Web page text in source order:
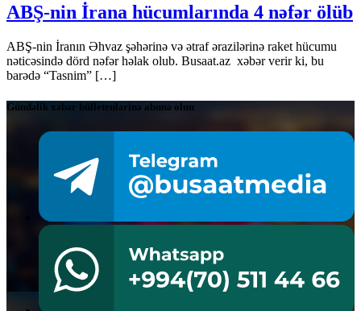
ABŞ-nin İrana hücumlarında 4 nəfər ölüb
ABŞ-nin İranın Əhvaz şəhərinə və ətraf ərazilərinə raket hücumu
nəticəsində dörd nəfər həlak olub. Busaat.az xəbər verir ki, bu
barədə “Tasnim” […]
Gündəlik xəbər bülletenlərinə abunə olun